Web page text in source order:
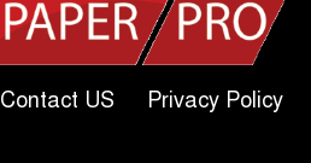
খুবি সি ইউনিট ভর্তি পরীক্ষার প্রশ্ন
২০২৫ | KU C Unit Admission
Question
Contact US
Privacy Policy